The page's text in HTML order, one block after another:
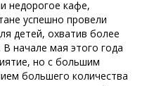
недорогое кафе,
успешно провели
детей, охватив более
начале мая этого года
но с большим
большего количества